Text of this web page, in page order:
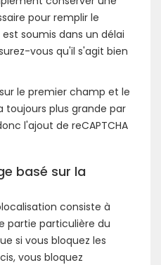
pour remplir le
soumis dans un délai
vous qu'il s'agit bien
le premier champ et le
toujours plus grande par
l'ajout de reCAPTCHA
basé sur la
consiste à
partie particulière du
si vous bloquez les
vous bloquez